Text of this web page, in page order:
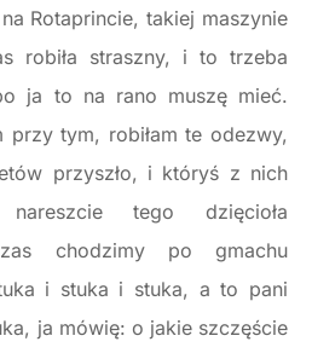
Rotaprincie, takiej maszynie
robiła straszny, i to trzeba
ja to na rano muszę mieć.
przy tym, robiłam te odezwy,
przyszło, i któryś z nich
tego dzięcioła
chodzimy po gmachu
i stuka i stuka, a to pani
ja mówię: o jakie szczęście